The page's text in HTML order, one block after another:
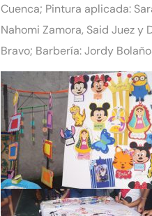
Cuenca; Pintura aplicada:
Nahomi Zamora, Said Juez y
Bravo; Barbería: Jordy